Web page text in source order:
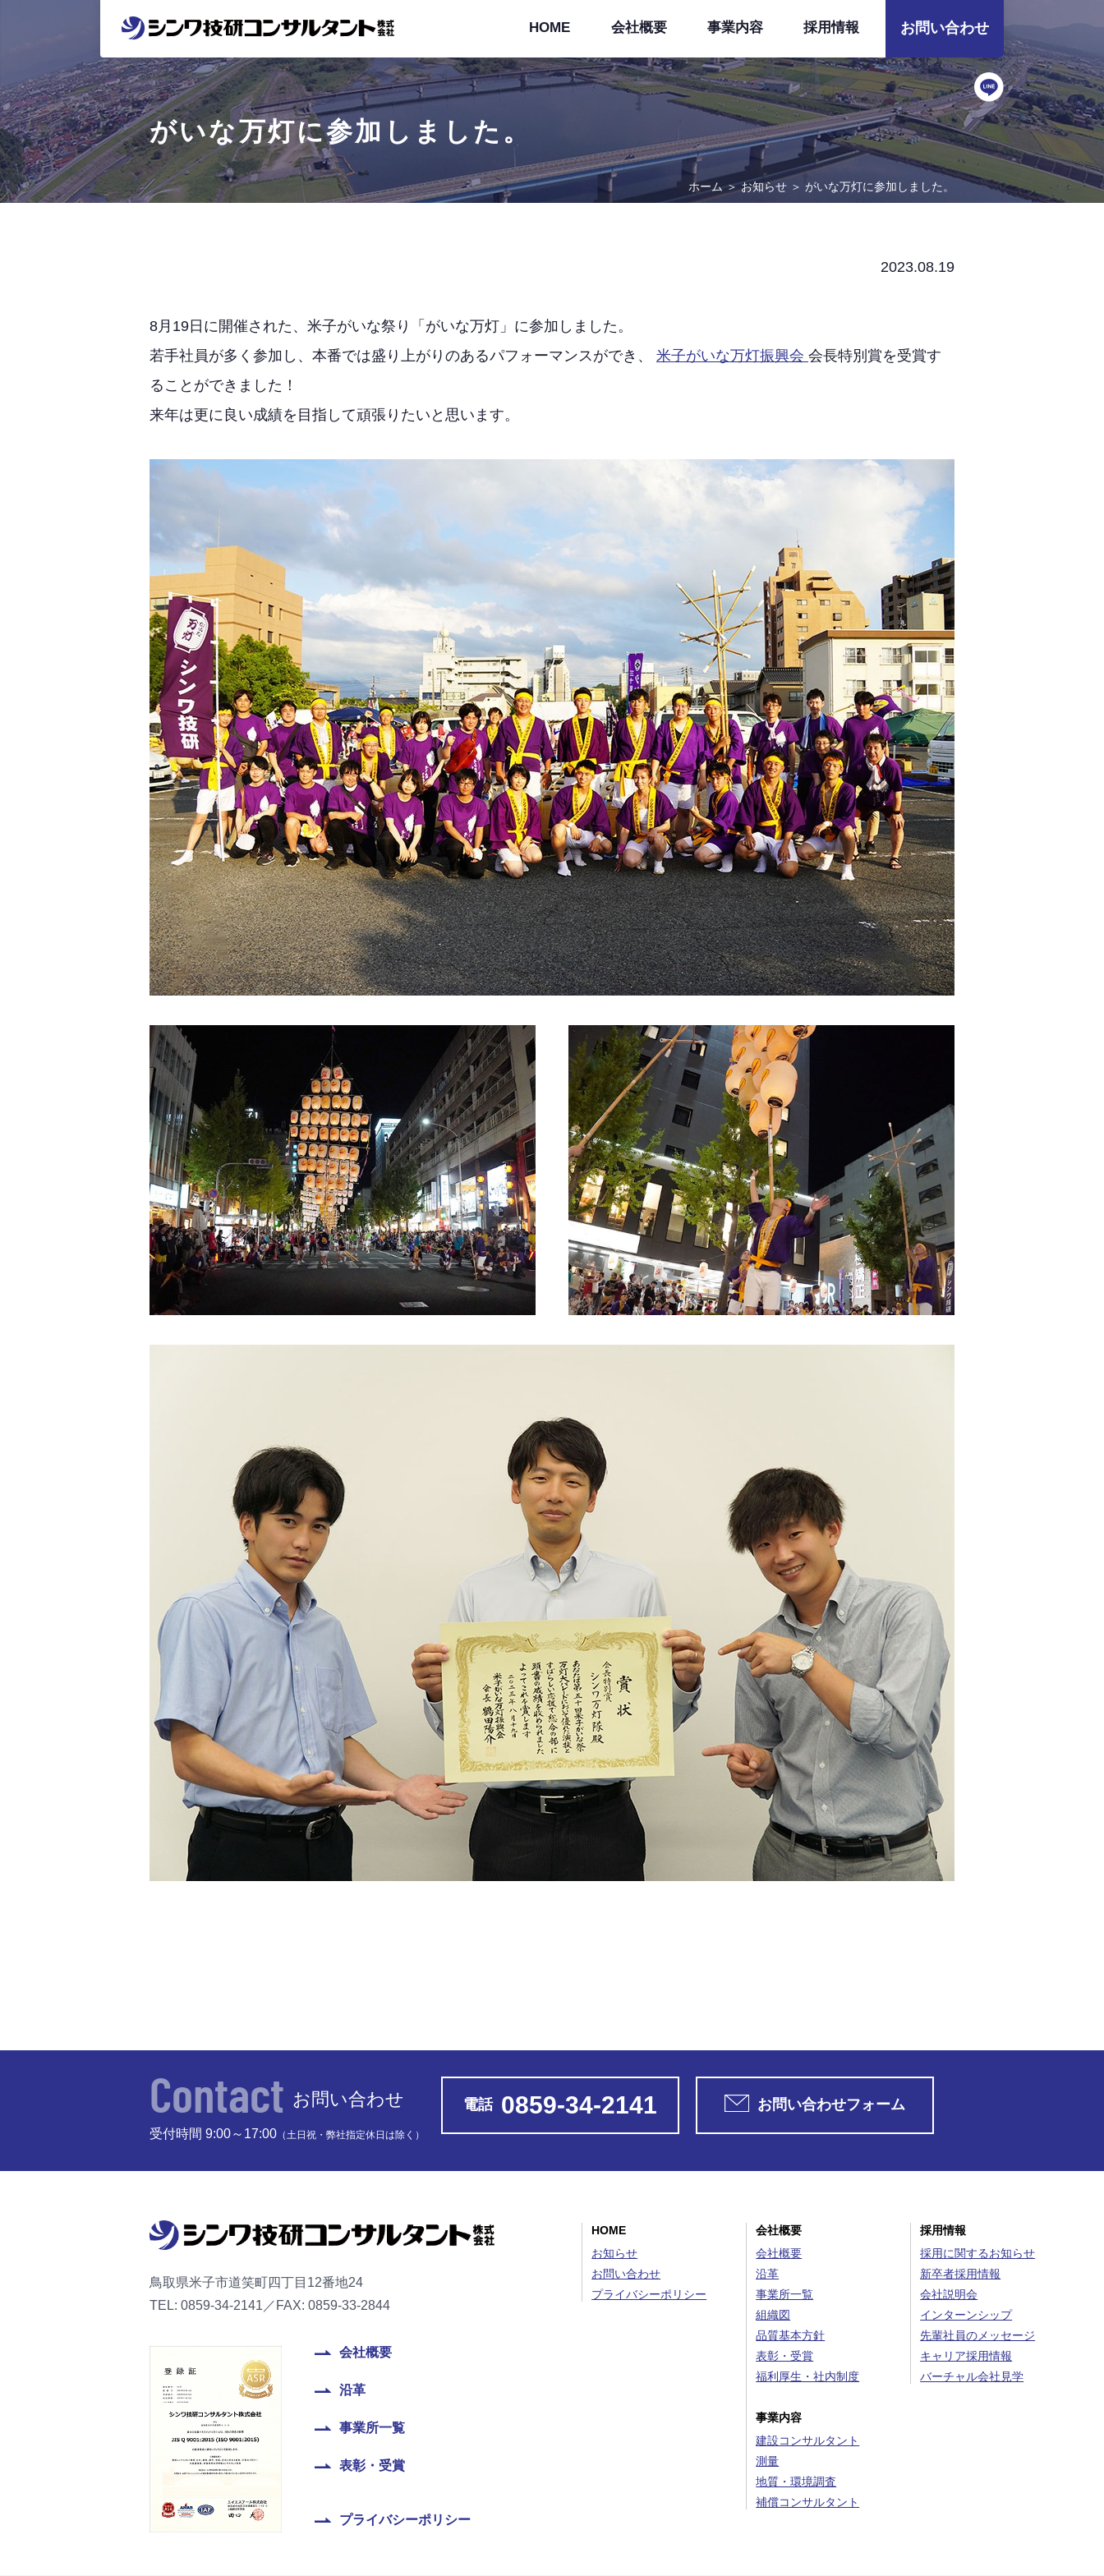
HOME 会社概要 事業内容 採用情報 お問い合わせ
がいな万灯に参加しました。
ホーム＞お知らせ ＞ がいな万灯に参加しました。
2023.08.19
8月19日に開催された、米子がいな祭り「がいな万灯」に参加しました。
若手社員が多く参加し、本番では盛り上がりのあるパフォーマンスができ、 米子がいな万灯振興会 会長特別賞を受賞す
ることができました！
来年は更に良い成績を目指して頑張りたいと思います。
Contact お問い合わせ
受付時間 9:00～17:00 （土日祝・弊社指定休日は除く）
電話 0859-34-2141 お問い合わせフォーム
鳥取県米子市道笑町四丁目12番地24
TEL: 0859-34-2141／FAX: 0859-33-2844
会社概要
沿革
事業所一覧
表彰・受賞
プライバシーポリシー
HOME
お知らせ
お問い合わせ
プライバシーポリシー
会社概要
会社概要
沿革
事業所一覧
組織図
品質基本方針
表彰・受賞
福利厚生・社内制度
事業内容
建設コンサルタント
測量
地質・環境調査
補償コンサルタント
採用情報
採用に関するお知らせ
新卒者採用情報
会社説明会
インターンシップ
先輩社員のメッセージ
キャリア採用情報
バーチャル会社見学